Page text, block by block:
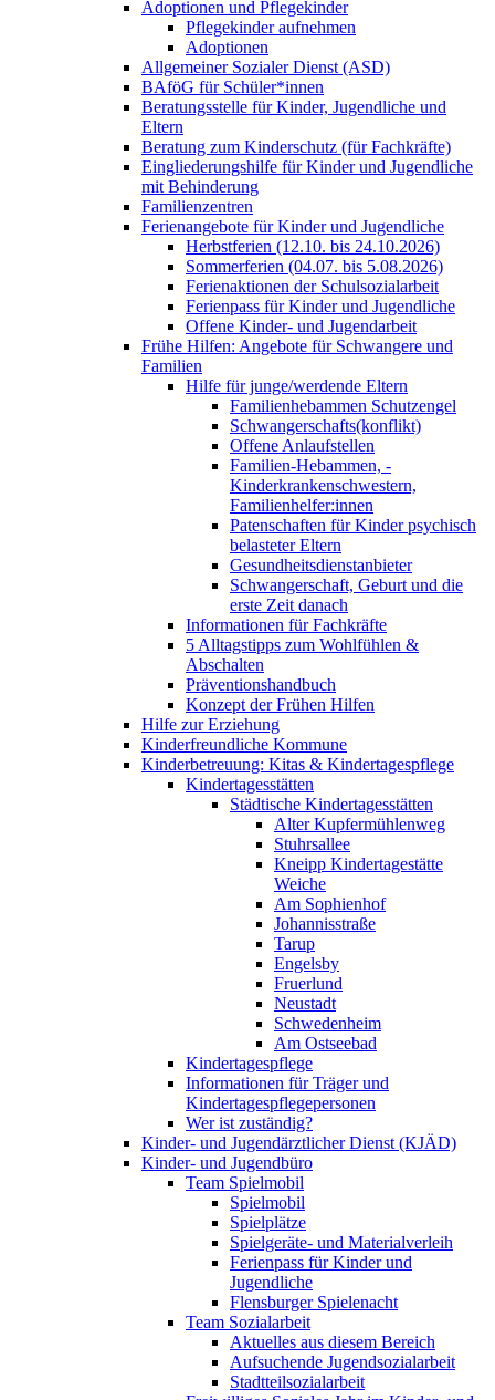
Adoptionen und Pflegekinder
Pflegekinder aufnehmen
Adoptionen
Allgemeiner Sozialer Dienst (ASD)
BAföG für Schüler*innen
Beratungsstelle für Kinder, Jugendliche und
Eltern
Beratung zum Kinderschutz (für Fachkräfte)
Eingliederungshilfe für Kinder und Jugendliche
mit Behinderung
Familienzentren
Ferienangebote für Kinder und Jugendliche
Herbstferien (12.10. bis 24.10.2026)
Sommerferien (04.07. bis 5.08.2026)
Ferienaktionen der Schulsozialarbeit
Ferienpass für Kinder und Jugendliche
Offene Kinder- und Jugendarbeit
Frühe Hilfen: Angebote für Schwangere und
Familien
Hilfe für junge/werdende Eltern
Familienhebammen Schutzengel
Schwangerschafts(konflikt)
Offene Anlaufstellen
Familien-Hebammen, -
Kinderkrankenschwestern,
Familienhelfer:innen
Patenschaften für Kinder psychisch
belasteter Eltern
Gesundheitsdienstanbieter
Schwangerschaft, Geburt und die
erste Zeit danach
Informationen für Fachkräfte
5 Alltagstipps zum Wohlfühlen &
Abschalten
Präventionshandbuch
Konzept der Frühen Hilfen
Hilfe zur Erziehung
Kinderfreundliche Kommune
Kinderbetreuung: Kitas & Kindertagespflege
Kindertagesstätten
Städtische Kindertagesstätten
Alter Kupfermühlenweg
Stuhrsallee
Kneipp Kindertagestätte
Weiche
Am Sophienhof
Johannisstraße
Tarup
Engelsby
Fruerlund
Neustadt
Schwedenheim
Am Ostseebad
Kindertagespflege
Informationen für Träger und
Kindertagespflegepersonen
Wer ist zuständig?
Kinder- und Jugendärztlicher Dienst (KJÄD)
Kinder- und Jugendbüro
Team Spielmobil
Spielmobil
Spielplätze
Spielgeräte- und Materialverleih
Ferienpass für Kinder und
Jugendliche
Flensburger Spielenacht
Team Sozialarbeit
Aktuelles aus diesem Bereich
Aufsuchende Jugendsozialarbeit
Stadtteilsozialarbeit